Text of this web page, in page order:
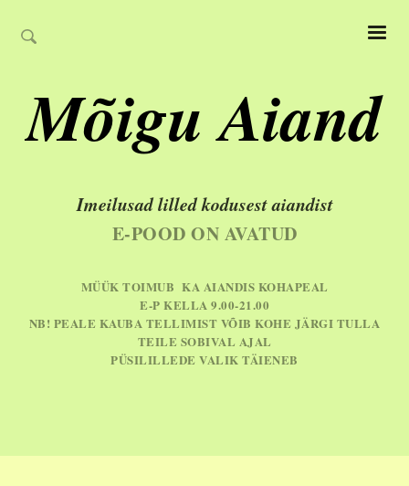
Mõigu Aiand
Imeilusad lilled kodusest aiandist
E-POOD ON AVATUD
MÜÜK TOIMUB KA AIANDIS KOHAPEAL
E-P KELLA 9.00-21.00
NB! PEALE KAUBA TELLIMIST VÕIB KOHE JÄRGI TULLA
TEILE SOBIVAL AJAL
PÜSILILLEDE VALIK TÄIENEB